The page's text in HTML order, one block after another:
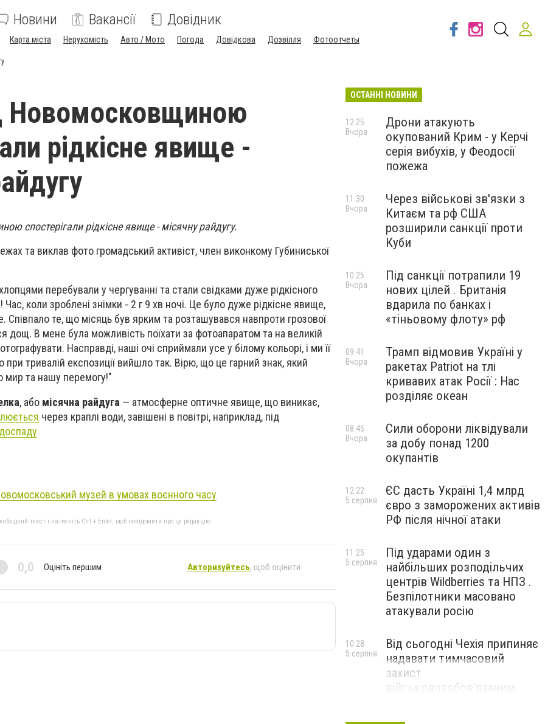
Новини Вакансії Довідник
Карта міста Нерухомість Авто / Мото Погода Довідкова Дозвілля Фотоотчеты
Новомосковщиною
рідкісне явище -
спостерігали рідкісне явище - місячну райдугу.
та виклав фото громадський активіст, член виконкому Губиниської
перебували у чергуванні та стали свідками дуже рідкісного
коли зроблені знімки - 2 г 9 хв ночі. Це було дуже рідкісне явище,
Співпало те, що місяць був ярким та розташувався навпроти грозової
дощ. В мене була можливість поїхати за фотоапаратом та на великій
Насправді, наші очі сприймали усе у білому кольорі, і ми її
тривалій експозиції вийшло так. Вірю, що це гарний знак, який
мир та нашу перемогу!"
, або місячна райдуга — атмосферне оптичне явище, що виникає,
через краплі води, завішені в повітрі, наприклад, під
музей в умовах воєнного часу
текст і натисніть Ctrl + Enter, щоб повідомити про це редакцію
0,0 Оцініть першим Авторизуйтесь, щоб оцінити
ОСТАННІ НОВИНИ
Дрони атакують
окупований Крим - у Керчі
серія вибухів, у Феодосії
пожежа
12:25
Вчора
Через військові зв'язки з
Китаєм та рф США
розширили санкції проти
Куби
11:30
Вчора
Під санкції потрапили 19
нових цілей . Британія
вдарила по банках і
«тіньовому флоту» рф
10:25
Вчора
Трамп відмовив Україні у
ракетах Patriot на тлі
кривавих атак Росії : Нас
розділяє океан
09:41
Вчора
Сили оборони ліквідували
за добу понад 1200
окупантів
08:45
Вчора
ЄС дасть Україні 1,4 млрд
євро з заморожених активів
РФ після нічної атаки
12:22
5 серпня
Під ударами один з
найбільших розподільчих
центрів Wildberries та НПЗ .
Безпілотники масовано
атакували росію
11:25
5 серпня
Від сьогодні Чехія припиняє
надавати тимчасовий
захист
військовозобов’язаним
10:28
5 серпня